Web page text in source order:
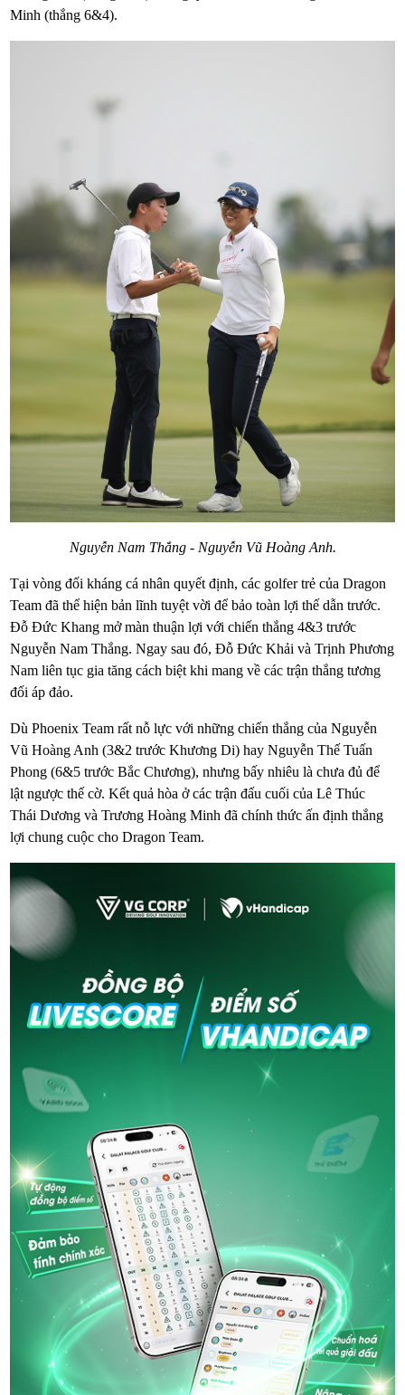
Minh (thắng 6&4).
Nguyễn Nam Thắng - Nguyễn Vũ Hoàng Anh.
Tại vòng đối kháng cá nhân quyết định, các golfer trẻ của Dragon
Team đã thể hiện bản lĩnh tuyệt vời để bảo toàn lợi thế dẫn trước.
Đỗ Đức Khang mở màn thuận lợi với chiến thắng 4&3 trước
Nguyễn Nam Thắng. Ngay sau đó, Đỗ Đức Khải và Trịnh Phương
Nam liên tục gia tăng cách biệt khi mang về các trận thắng tương
đối áp đảo.
Dù Phoenix Team rất nỗ lực với những chiến thắng của Nguyễn
Vũ Hoàng Anh (3&2 trước Khương Di) hay Nguyễn Thế Tuấn
Phong (6&5 trước Bắc Chương), nhưng bấy nhiêu là chưa đủ để
lật ngược thế cờ. Kết quả hòa ở các trận đấu cuối của Lê Thúc
Thái Dương và Trương Hoàng Minh đã chính thức ấn định thắng
lợi chung cuộc cho Dragon Team.